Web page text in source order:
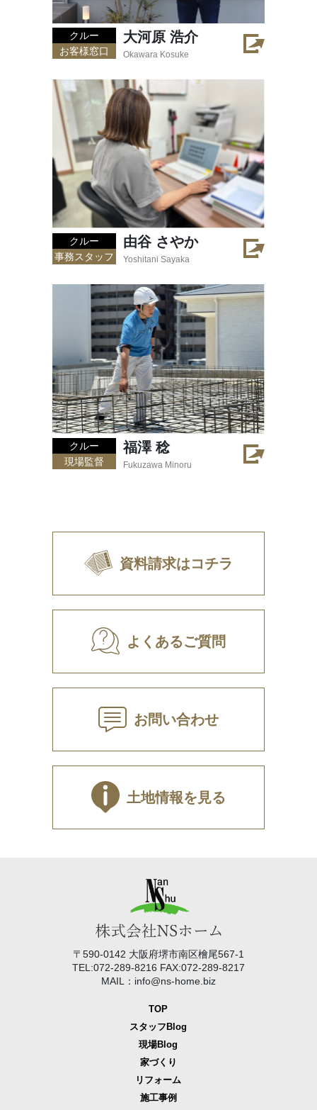
クルー
お客様窓口
大河原 浩介
Okawara Kosuke
クルー
事務スタッフ
由谷 さやか
Yoshitani Sayaka
クルー
現場監督
福澤 稔
Fukuzawa Minoru
資料請求はコチラ
よくあるご質問
お問い合わせ
土地情報を見る
〒590-0142 大阪府堺市南区檜尾567-1
TEL:072-289-8216 FAX:072-289-8217
MAIL：info@ns-home.biz
TOP
スタッフBlog
現場Blog
家づくり
リフォーム
施工事例